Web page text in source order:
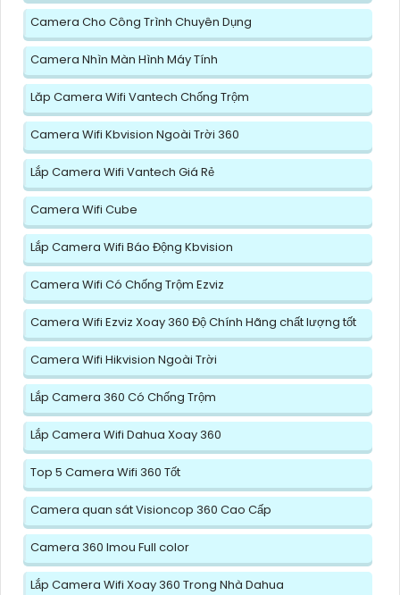
Camera Cho Công Trình Chuyên Dụng
Camera Nhìn Màn Hình Máy Tính
Lăp Camera Wifi Vantech Chống Trộm
Camera Wifi Kbvision Ngoài Trời 360
Lắp Camera Wifi Vantech Giá Rẻ
Camera Wifi Cube
Lắp Camera Wifi Báo Động Kbvision
Camera Wifi Có Chống Trộm Ezviz
Camera Wifi Ezviz Xoay 360 Độ Chính Hãng chất lượng tốt
Camera Wifi Hikvision Ngoài Trời
Lắp Camera 360 Có Chống Trộm
Lắp Camera Wifi Dahua Xoay 360
Top 5 Camera Wifi 360 Tốt
Camera quan sát Visioncop 360 Cao Cấp
Camera 360 Imou Full color
Lắp Camera Wifi Xoay 360 Trong Nhà Dahua